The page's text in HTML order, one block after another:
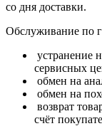
со дня доставки.
Обслуживание по
устранение
сервисных
обмен на
обмен на
возврат
счёт